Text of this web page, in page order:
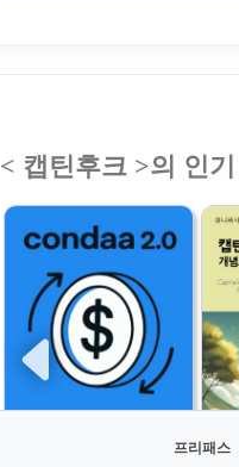
프리패스
< 캡틴후크 >의 인